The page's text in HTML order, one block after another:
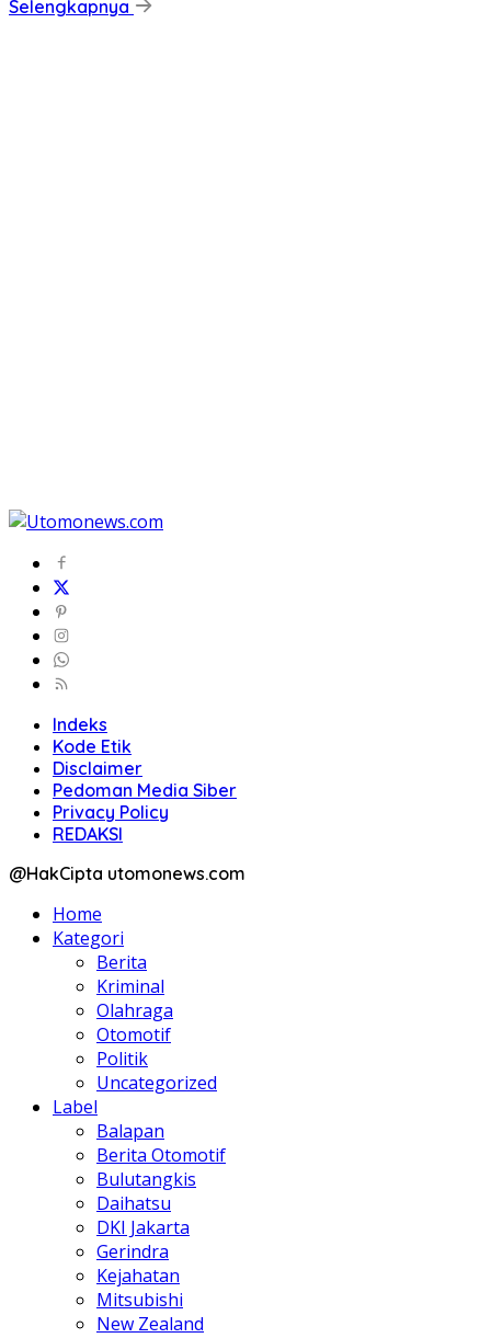
Selengkapnya
Indeks
Kode Etik
Disclaimer
Pedoman Media Siber
Privacy Policy
REDAKSI
@HakCipta utomonews.com
Home
Kategori
Berita
Kriminal
Olahraga
Otomotif
Politik
Uncategorized
Label
Balapan
Berita Otomotif
Bulutangkis
Daihatsu
DKI Jakarta
Gerindra
Kejahatan
Mitsubishi
New Zealand